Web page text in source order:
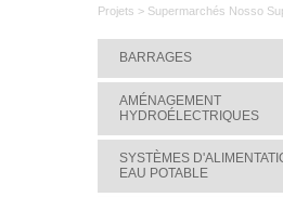
Projets > Supermarchés Nosso
BARRAGES
AMÉNAGEMENT
HYDROÉLECTRIQUES
SYSTÈMES
EAU POTABLE